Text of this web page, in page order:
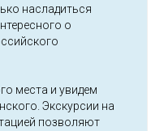
насладиться
о
места и увидем
Экскурсии на
позволяют